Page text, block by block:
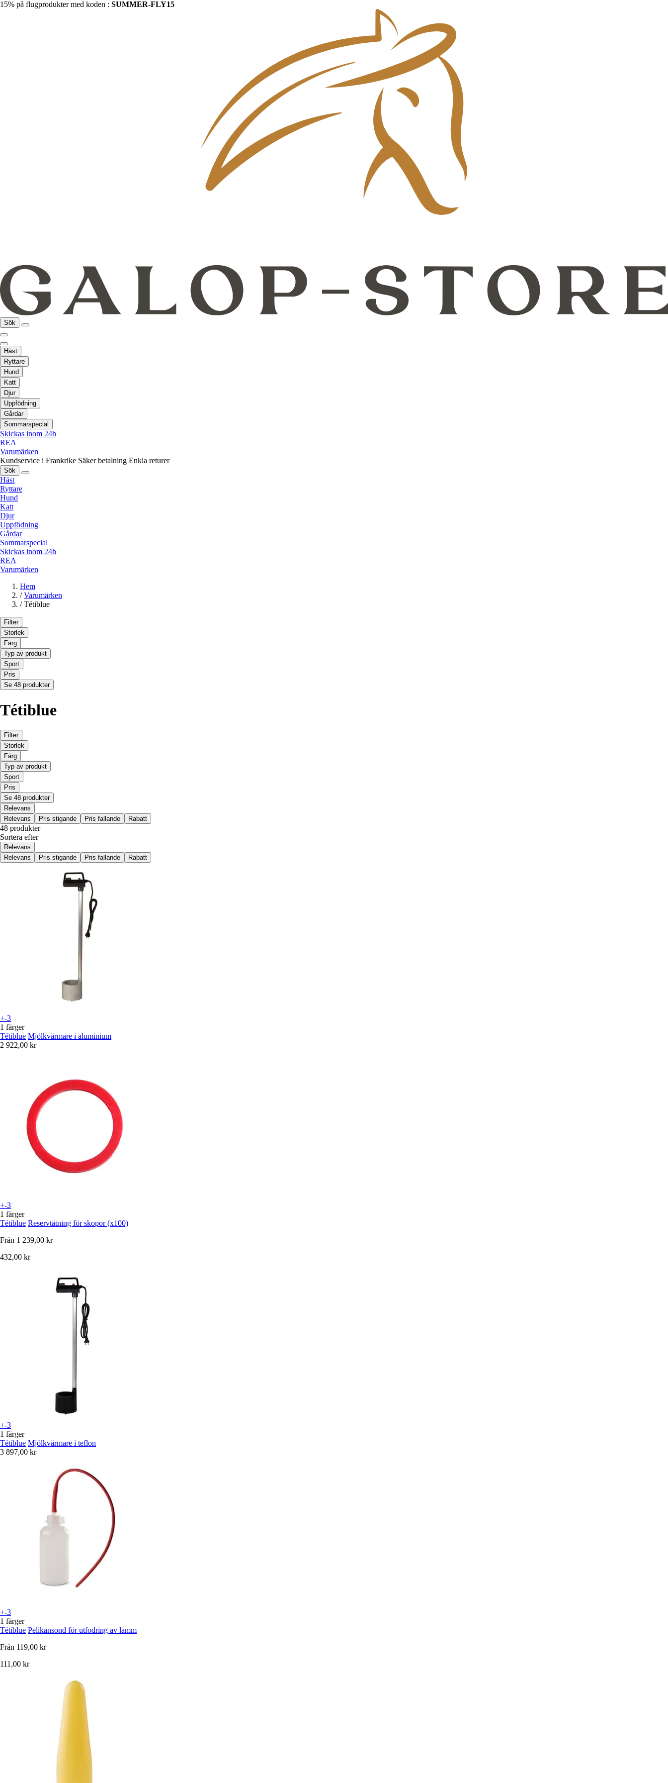
15% på flugprodukter med koden : SUMMER-FLY15
Sök
Häst
Ryttare
Hund
Katt
Djur
Uppfödning
Gårdar
Sommarspecial
Skickas inom 24h
REA
Varumärken
Kundservice i Frankrike Säker betalning Enkla returer
Sök
Häst
Ryttare
Hund
Katt
Djur
Uppfödning
Gårdar
Sommarspecial
Skickas inom 24h
REA
Varumärken
Hem
/ Varumärken
/ Tétiblue
Filter
Storlek
Färg
Typ av produkt
Sport
Pris
Se 48 produkter
Tétiblue
Filter
Storlek
Färg
Typ av produkt
Sport
Pris
Se 48 produkter
Relevans
Relevans
Pris stigande Pris fallande Rabatt
48 produkter
Sortera efter
Relevans
Relevans
Pris stigande Pris fallande Rabatt
+-3
1 färger
Tétiblue Mjölkvärmare i aluminium
2 922,00 kr
+-3
1 färger
Tétiblue Reservtätning för skopor (x100)
Från 1 239,00 kr
432,00 kr
+-3
1 färger
Tétiblue Mjölkvärmare i teflon
3 897,00 kr
+-3
1 färger
Tétiblue Pelikansond för utfodring av lamm
Från 119,00 kr
111,00 kr